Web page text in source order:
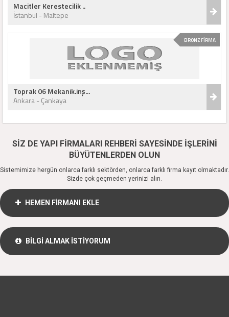
Macitler Kerestecilik ..
İstanbul - Maltepe
BRONZ FİRMA
Toprak 06 Mekanik.inş...
Ankara - Çankaya
SİZ DE YAPI FİRMALARI REHBERİ SAYESİNDE İŞLERİNİ
BÜYÜTENLERDEN OLUN
Sistemimize hergün onlarca farklı sektörden, onlarca farklı firma kayıt olmaktadır.
Sizde çok geçmeden yerinizi alın.
HEMEN FİRMANI EKLE
BİLGİ ALMAK İSTİYORUM